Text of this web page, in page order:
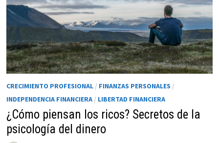
CRECIMIENTO PROFESIONAL/ FINANZAS PERSONALES /
INDEPENDENCIA FINANCIERA/ LIBERTAD FINANCIERA
¿Cómo piensan los ricos? Secretos de la
psicología del dinero